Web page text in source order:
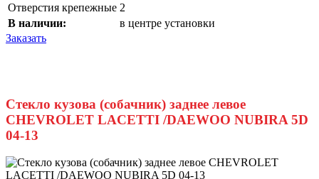
Отверстия крепежные 2
В наличии:
в центре установки
Заказать
Стекло кузова (собачник) заднее левое
CHEVROLET LACETTI /DAEWOO NUBIRA 5D
04-13